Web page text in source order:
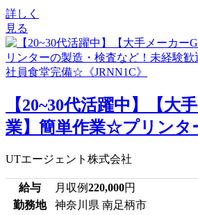
詳しく
見る
【20~30代活躍中】【大
業】簡単作業☆プリンタ
UTエージェント株式会社
給与 月収例220,000円
勤務地
神奈川県 南足柄市